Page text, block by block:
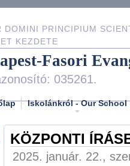
DOMINI PRINCIPIUM
KEZDETE
Fasori
035261.
Iskolánkról - Our School
KÖZPONTI
2025. január. 22.,